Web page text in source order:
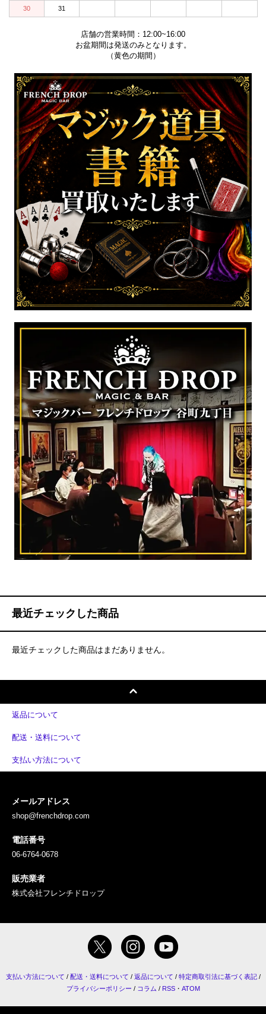
30 31
店舗の営業時間：12:00~16:00
お盆期間は発送のみとなります。
（黄色の期間）
最近チェックした商品
最近チェックした商品はまだありません。
返品について
配送・送料について
支払い方法について
メールアドレス
shop@frenchdrop.com
電話番号
06-6764-0678
販売業者
株式会社フレンチドロップ
支払い方法について / 配送・送料について / 返品について / 特定商取引法に基づく表記/
プライバシーポリシー / コラム / RSS・ ATOM